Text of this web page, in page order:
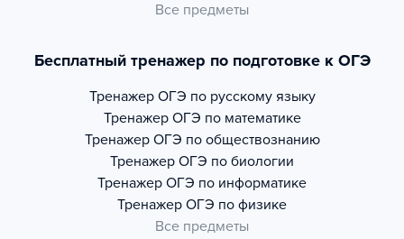
Все предметы
Бесплатный тренажер по подготовке к ОГЭ
Тренажер ОГЭ по русскому языку
Тренажер ОГЭ по математике
Тренажер ОГЭ по обществознанию
Тренажер ОГЭ по биологии
Тренажер ОГЭ по информатике
Тренажер ОГЭ по физике
Все предметы